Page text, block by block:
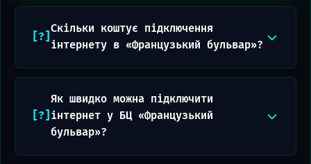
Скільки коштує підключення
інтернету в «Французький бульвар»?
Як швидко можна підключити
інтернет у БЦ «Французький
бульвар»?